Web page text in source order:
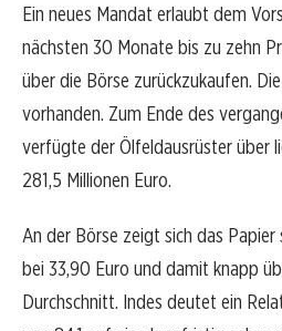
Ein neues Mandat erlaubt dem
nächsten 30 Monate bis zu zehn
über die Börse zurückzukaufen.
vorhanden. Zum Ende des
verfügte der Ölfeldausrüster über
281,5 Millionen Euro.
An der Börse zeigt sich das
bei 33,90 Euro und damit knapp
Durchschnitt. Indes deutet ein